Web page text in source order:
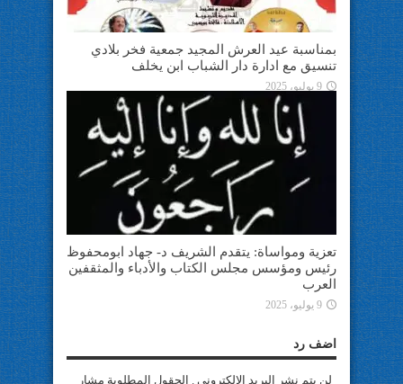
بمناسبة عيد العرش المجيد جمعية فخر بلادي
تنسيق مع ادارة دار الشباب ابن يخلف
9 يوليو، 2025
تعزية ومواساة: يتقدم الشريف د- جهاد ابومحفوظ
رئيس ومؤسس مجلس الكتاب والأدباء والمثقفين
العرب
9 يوليو، 2025
اضف رد
لن يتم نشر البريد الإلكتروني . الحقول المطلوبة مشار